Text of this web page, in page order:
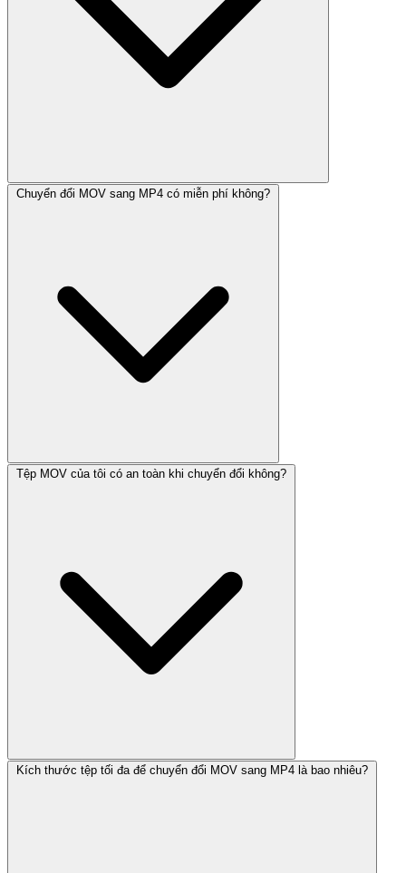
Chuyển đổi MOV sang MP4 có miễn phí không?
Tệp MOV của tôi có an toàn khi chuyển đổi không?
Kích thước tệp tối đa để chuyển đổi MOV sang MP4 là bao nhiêu?